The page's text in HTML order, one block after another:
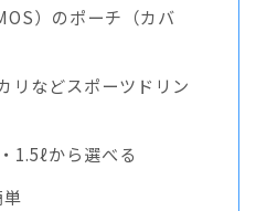
）のポーチ（カバ
リなどスポーツドリン
1.5ℓから選べる